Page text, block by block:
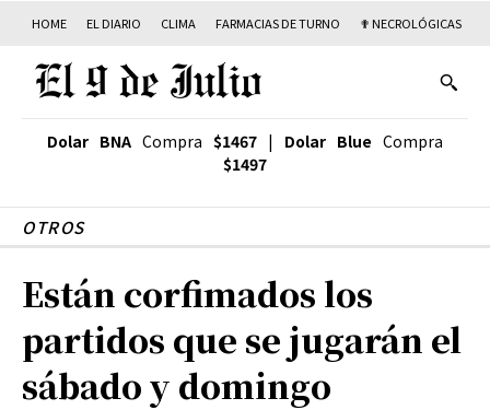
HOME EL DIARIO CLIMA FARMACIAS DE TURNO ✟ NECROLÓGICAS
Dolar BNA Compra $1467 | Dolar Blue Compra
$1497
OTROS
Están corfimados los
partidos que se jugarán el
sábado y domingo